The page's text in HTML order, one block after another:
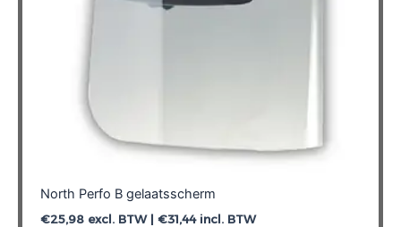
North Perfo B gelaatsscherm
€25,98excl. BTW | €31,44incl. BTW